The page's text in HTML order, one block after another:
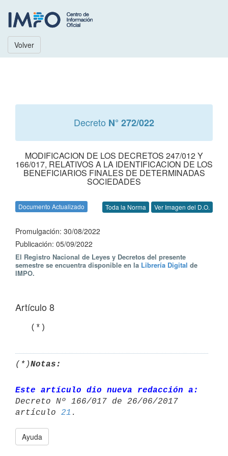
Volver
Decreto N° 272/022
MODIFICACION DE LOS DECRETOS 247/012 Y
166/017, RELATIVOS A LA IDENTIFICACION DE LOS
BENEFICIARIOS FINALES DE DETERMINADAS
SOCIEDADES
Documento Actualizado Toda la Norma Ver Imagen del D.O.
Promulgación: 30/08/2022
Publicación: 05/09/2022
El Registro Nacional de Leyes y Decretos del presente
semestre se encuentra disponible en la Librería Digital de
IMPO.
Artículo 8
   (*)
(*)Notas:
Este artículo dio nueva redacción a:
Decreto Nº 166/017 de 26/06/2017
artículo 21
Ayuda